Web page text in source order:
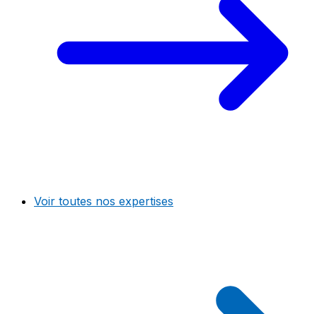
Voir toutes nos expertises